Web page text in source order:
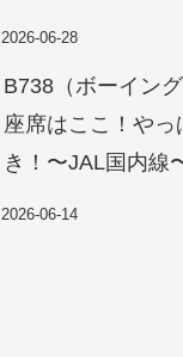
2026-06-28
B738（ボーイン
座席はここ！や
き！〜JAL国内線
2026-06-14